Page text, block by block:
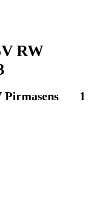
RW
Pirmasens 1